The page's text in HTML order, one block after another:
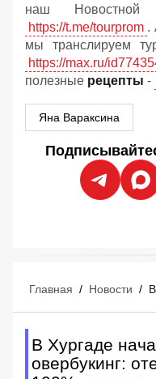
наш
https://t.me/tourprom .
мы транслируем
https://max.ru/
полезные рецепты -
Яна Вараксина
Главная / Новости /
В Хургаде
овербукинг: